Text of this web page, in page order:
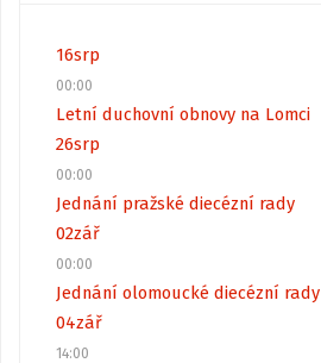
16srp
00:00
Letní duchovní obnovy na Lomci
26srp
00:00
Jednání pražské diecézní rady
02zář
00:00
Jednání olomoucké diecézní rady
04zář
14:00